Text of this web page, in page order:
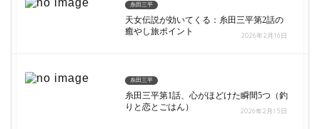
糸田三平
天女伝説が効いてくる：糸田三平第2話の
癒やし旅ポイント
2026年2月16日
糸田三平
糸田三平第1話、心がほどけた瞬間5つ（釣
りと恋とごはん）
2026年2月15日